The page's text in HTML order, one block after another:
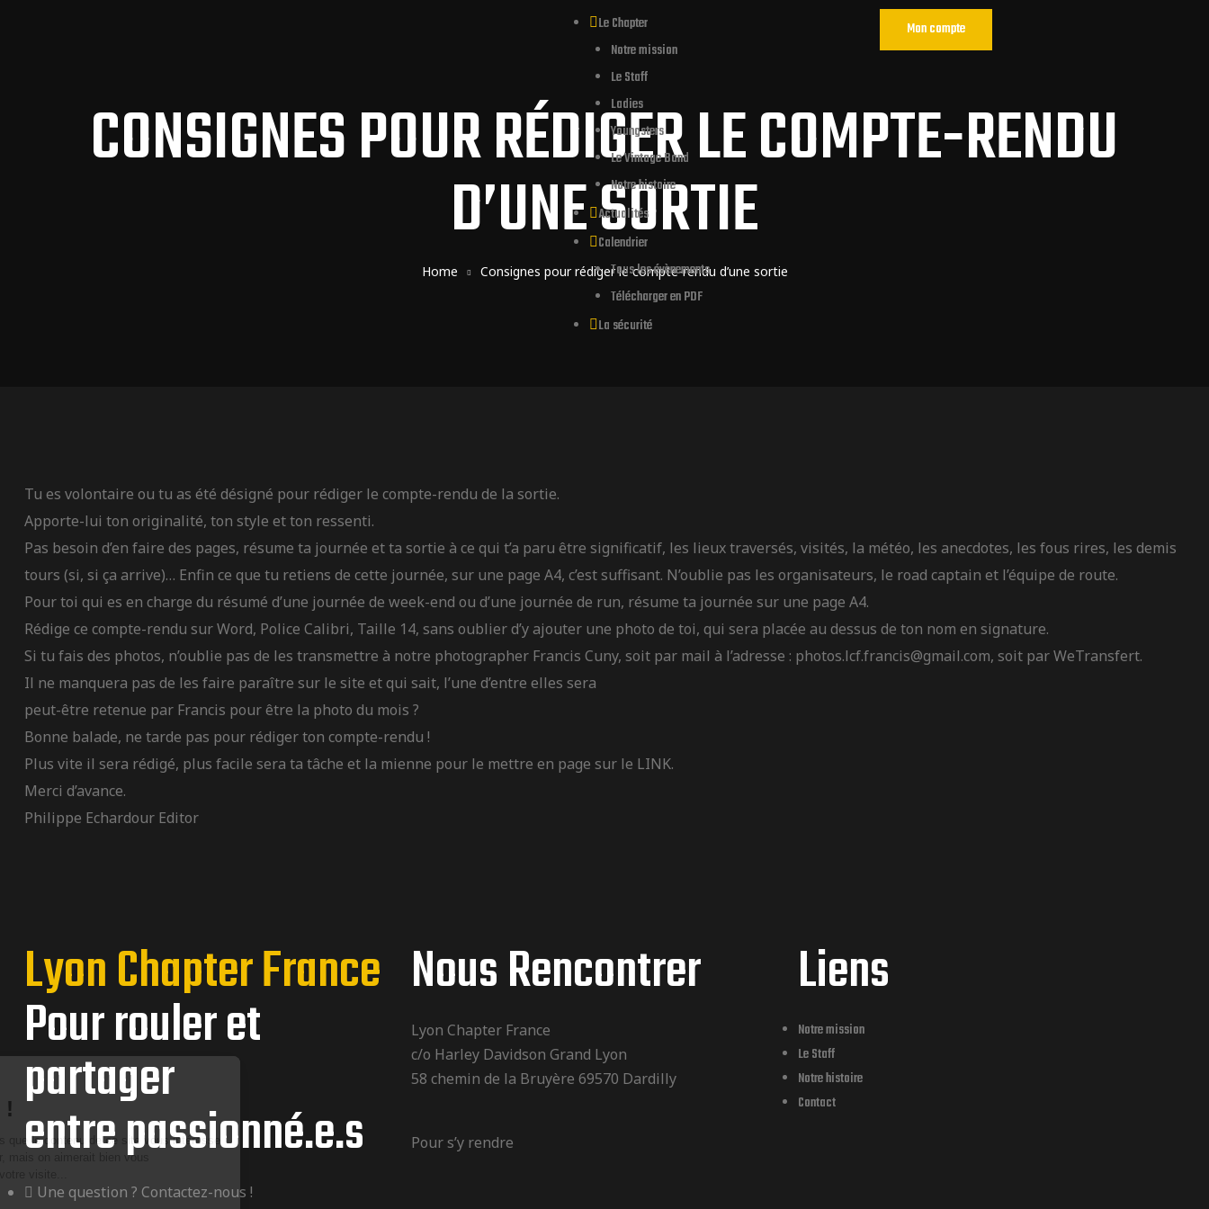
Le Chapter
Notre mission
Le Staff
Ladies
Youngsters
Le Vintage Band
Notre histoire
Actualités
Calendrier
Tous les évènements
Télécharger en PDF
La sécurité
Mon compte
CONSIGNES POUR RÉDIGER LE COMPTE-RENDU
D’UNE SORTIE
Home Consignes pour rédiger le compte-rendu d’une sortie
Tu es volontaire ou tu as été désigné pour rédiger le compte-rendu de la sortie.
Apporte-lui ton originalité, ton style et ton ressenti.
Pas besoin d’en faire des pages, résume ta journée et ta sortie à ce qui t’a paru être significatif, les lieux traversés, visités, la météo, les anecdotes, les fous rires, les demis
tours (si, si ça arrive)… Enfin ce que tu retiens de cette journée, sur une page A4, c’est suffisant. N’oublie pas les organisateurs, le road captain et l’équipe de route.
Pour toi qui es en charge du résumé d’une journée de week-end ou d’une journée de run, résume ta journée sur une page A4.
Rédige ce compte-rendu sur Word, Police Calibri, Taille 14, sans oublier d’y ajouter une photo de toi, qui sera placée au dessus de ton nom en signature.
Si tu fais des photos, n’oublie pas de les transmettre à notre photographer Francis Cuny, soit par mail à l’adresse : photos.lcf.francis@gmail.com, soit par WeTransfert.
Il ne manquera pas de les faire paraître sur le site et qui sait, l’une d’entre elles sera
peut-être retenue par Francis pour être la photo du mois ?
Bonne balade, ne tarde pas pour rédiger ton compte-rendu !
Plus vite il sera rédigé, plus facile sera ta tâche et la mienne pour le mettre en page sur le LINK.
Merci d’avance.
Philippe Echardour Editor
Lyon Chapter France
Pour rouler et
partager
entre passionné.e.s
Une question ? Contactez-nous !
Nous Rencontrer
Lyon Chapter France
c/o Harley Davidson Grand Lyon
58 chemin de la Bruyère 69570 Dardilly
Pour s’y rendre
Liens
Notre mission
Le Staff
Notre histoire
Contact